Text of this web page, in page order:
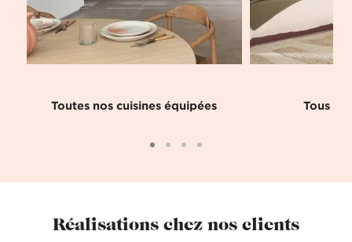
Toutes nos cuisines équipées Tous
Réalisations chez nos clients